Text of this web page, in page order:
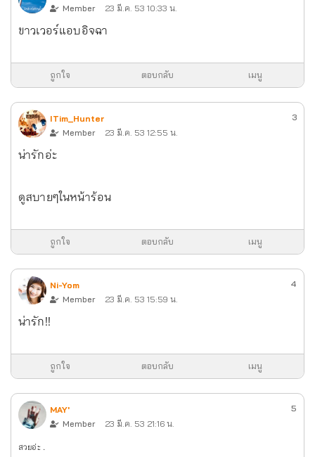
Member
23 มี.ค. 53 10:33 น.
ขาวเวอร์แอบอิจฉา
ถูกใจ ตอบกลับ เมนู
ITim_Hunter
Member
23 มี.ค. 53 12:55 น.
3
น่ารักอ่ะ
ดูสบายๆในหน้าร้อน
ถูกใจ ตอบกลับ เมนู
Ni-Yom
Member
23 มี.ค. 53 15:59 น.
4
น่ารัก!!
ถูกใจ ตอบกลับ เมนู
MAY'
Member
23 มี.ค. 53 21:16 น.
5
สวยอ่ะ .